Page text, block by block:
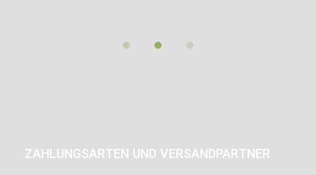
ZAHLUNGSARTEN UND VERSANDPARTNER